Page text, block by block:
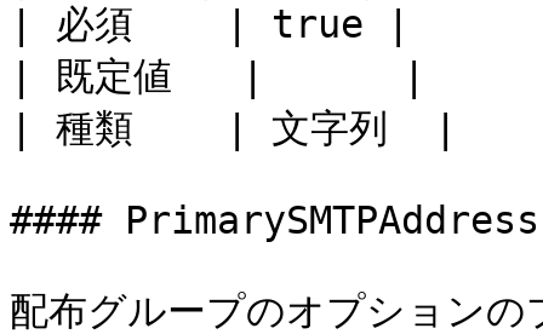
| 必須    | true |
| 既定値   |      |
| 種類    | 文字列  |
#### PrimarySMTPAddress
配布グループのオプション